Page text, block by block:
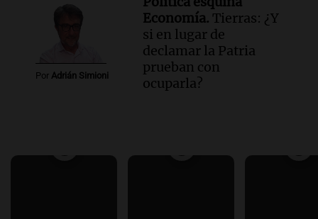
Por Adrián Simioni
Economía. Tierras: ¿Y
si en lugar de
declamar la Patria
prueban con
ocuparla?